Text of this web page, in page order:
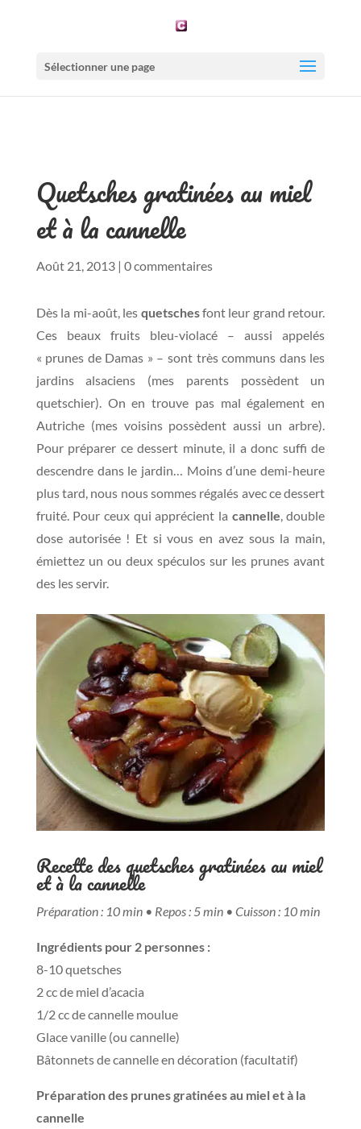
Sélectionner une page
Quetsches gratinées au miel
et à la cannelle
Août 21, 2013| 0 commentaires
Dès la mi-août, les quetschesfont leur grand retour.
Ces beaux fruits bleu-violacé – aussi appelés
« prunes de Damas » – sont très communs dans les
jardins alsaciens (mes parents possèdent un
quetschier). On en trouve pas mal également en
Autriche (mes voisins possèdent aussi un arbre).
Pour préparer ce dessert minute, il a donc suffi de
descendre dans le jardin… Moins d’une demi-heure
plus tard, nous nous sommes régalés avec ce dessert
fruité. Pour ceux qui apprécient la cannelle, double
dose autorisée ! Et si vous en avez sous la main,
émiettez un ou deux spéculos sur les prunes avant
des les servir.
Recette des quetsches gratinées au miel
et à la cannelle
Préparation : 10 min • Repos : 5 min • Cuisson : 10 min
Ingrédients pour 2 personnes :
8-10 quetsches
2 cc de miel d’acacia
1/2 cc de cannelle moulue
Glace vanille (ou cannelle)
Bâtonnets de cannelle en décoration (facultatif)
Préparation des prunes gratinées au miel et à la
cannelle